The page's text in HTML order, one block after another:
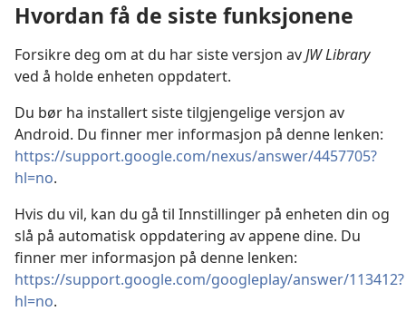
Hvordan få de siste funksjonene
Forsikre deg om at du har siste versjon avJW Library
ved å holde enheten oppdatert.
Du bør ha installert siste tilgjengelige versjon av
Android. Du finner mer informasjon på denne lenken:
https://support.google.com/nexus/answer/4457705?
hl=no.
Hvis du vil, kan du gå til Innstillinger på enheten din og
slå på automatisk oppdatering av appene dine. Du
finner mer informasjon på denne lenken:
https://support.google.com/googleplay/answer/113412?
hl=no.